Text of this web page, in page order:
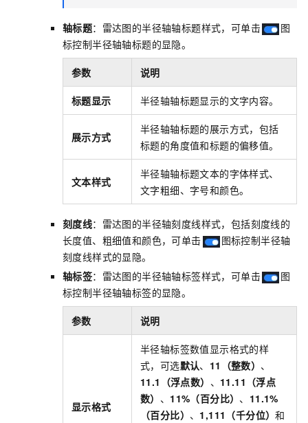
轴标题：雷达图的半径轴轴标题样式，可单击
图
标控制半径轴轴标题的显隐。
参数 说明
标题显示 半径轴轴标题显示的文字内容。
展示方式
半径轴轴标题的展示方式，包括
标题的角度值和标题的偏移值。
文本样式
半径轴轴标题文本的字体样式、
文字粗细、字号和颜色。
刻度线：雷达图的半径轴刻度线样式，包括刻度线的
长度值、粗细值和颜色，可单击
图标控制半径轴
刻度线样式的显隐。
轴标签：雷达图的半径轴轴标签样式，可单击
图
标控制半径轴轴标签的显隐。
参数 说明
显示格式
半径轴标签数值显示格式的样
式，可选默认、 11（整数） 、
11.1（浮点数） 、 11.11（浮点
数） 、 11%（百分比） 、 11.1%
（百分比） 、 1,111（千分位）和